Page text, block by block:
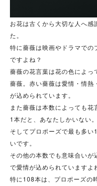
お花は古くから大切な人へ感
た。
特に薔薇は映画やドラマで
ですよね？
薔薇の花言葉は花の色によ
薔薇。赤い薔薇は愛情・情
が込められています。
また薔薇は本数によっても花
1本だと、あなたしかいない
そしてプロポーズで最も多
いです。
その他の本数でも意味合い
で愛情が込められていますよ
特に108本は、プロポーズの